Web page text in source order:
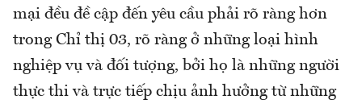
mại đều đề cập đến yêu cầu phải rõ ràng hơn
trong Chỉ thị 03, rõ ràng ở những loại hình
nghiệp vụ và đối tượng, bởi họ là những người
thực thi và trực tiếp chịu ảnh hưởng từ những